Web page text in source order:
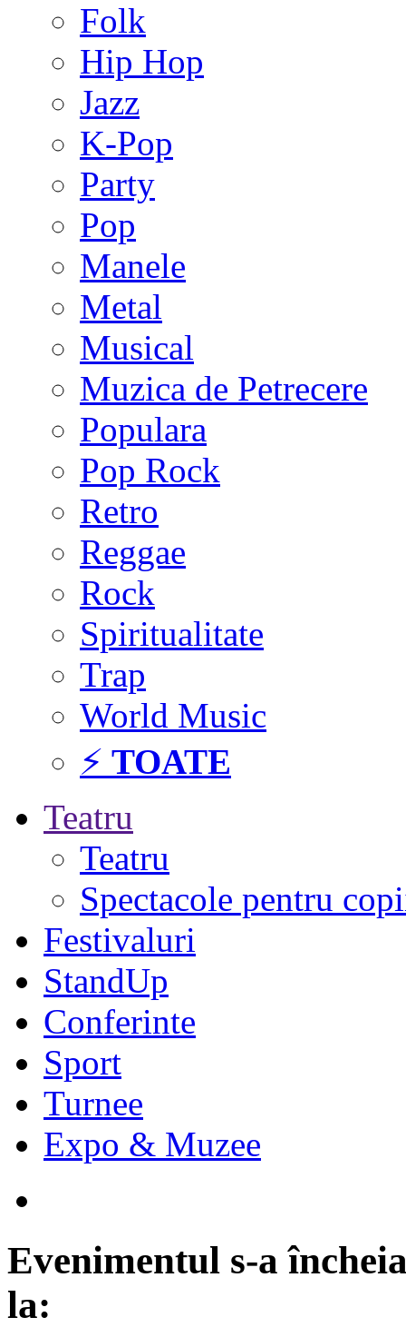
Folk
Hip Hop
Jazz
K-Pop
Party
Pop
Manele
Metal
Musical
Muzica de Petrecere
Populara
Pop Rock
Retro
Reggae
Rock
Spiritualitate
Trap
World Music
⚡ TOATE
Teatru
Teatru
Spectacole pentru
Festivaluri
StandUp
Conferinte
Sport
Turnee
Expo & Muzee
Evenimentul s-a
la: